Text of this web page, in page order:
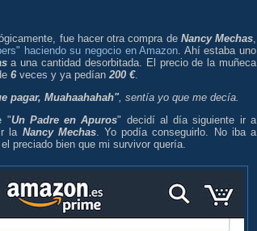
fue hacer otra compra de Nancy Mechas
haciendo su negocio en Amazon . Ahí estaba uno
a una cantidad desorbitada. El precio de la muñeca
6 veces y ya pedían 200 €.
pagar, Muahaahahah", sentía yo que me decía.
"Un Padre en Apuros" decidí al día siguiente ir a
la Nancy Mechas. Yo podía conseguirlo. No iba a
preciado bien que mi survivor quería.